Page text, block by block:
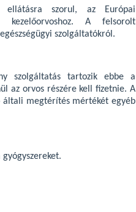
ellátásra szorul, az Európai
kezelőorvoshoz. A felsorolt
szolgáltatókról.
szolgáltatás tartozik ebbe a
az orvos részére kell fizetnie. A
általi megtérítés mértékét egyéb